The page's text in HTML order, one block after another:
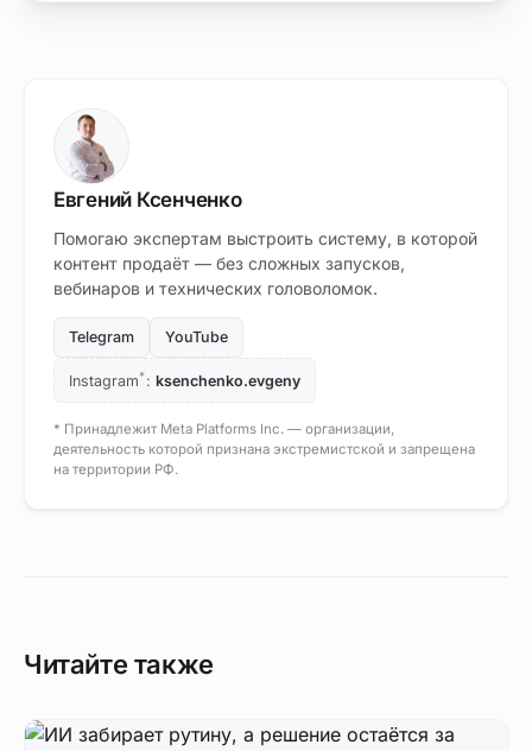
Евгений Ксенченко
Помогаю экспертам выстроить систему, в которой
контент продаёт — без сложных запусков,
вебинаров и технических головоломок.
Telegram YouTube
Instagram*: ksenchenko.evgeny
* Принадлежит Meta Platforms Inc. — организации,
деятельность которой признана экстремистской и запрещена
на территории РФ.
Читайте также